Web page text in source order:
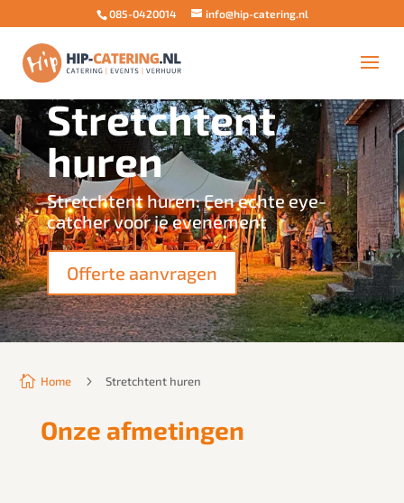
085-0420014 info@hip-catering.nl
Stretchtent
huren
Stretchtent huren: Een echte eye-
catcher voor je evenement
Offerte aanvragen
 Home 5 Stretchtent huren
Onze afmetingen